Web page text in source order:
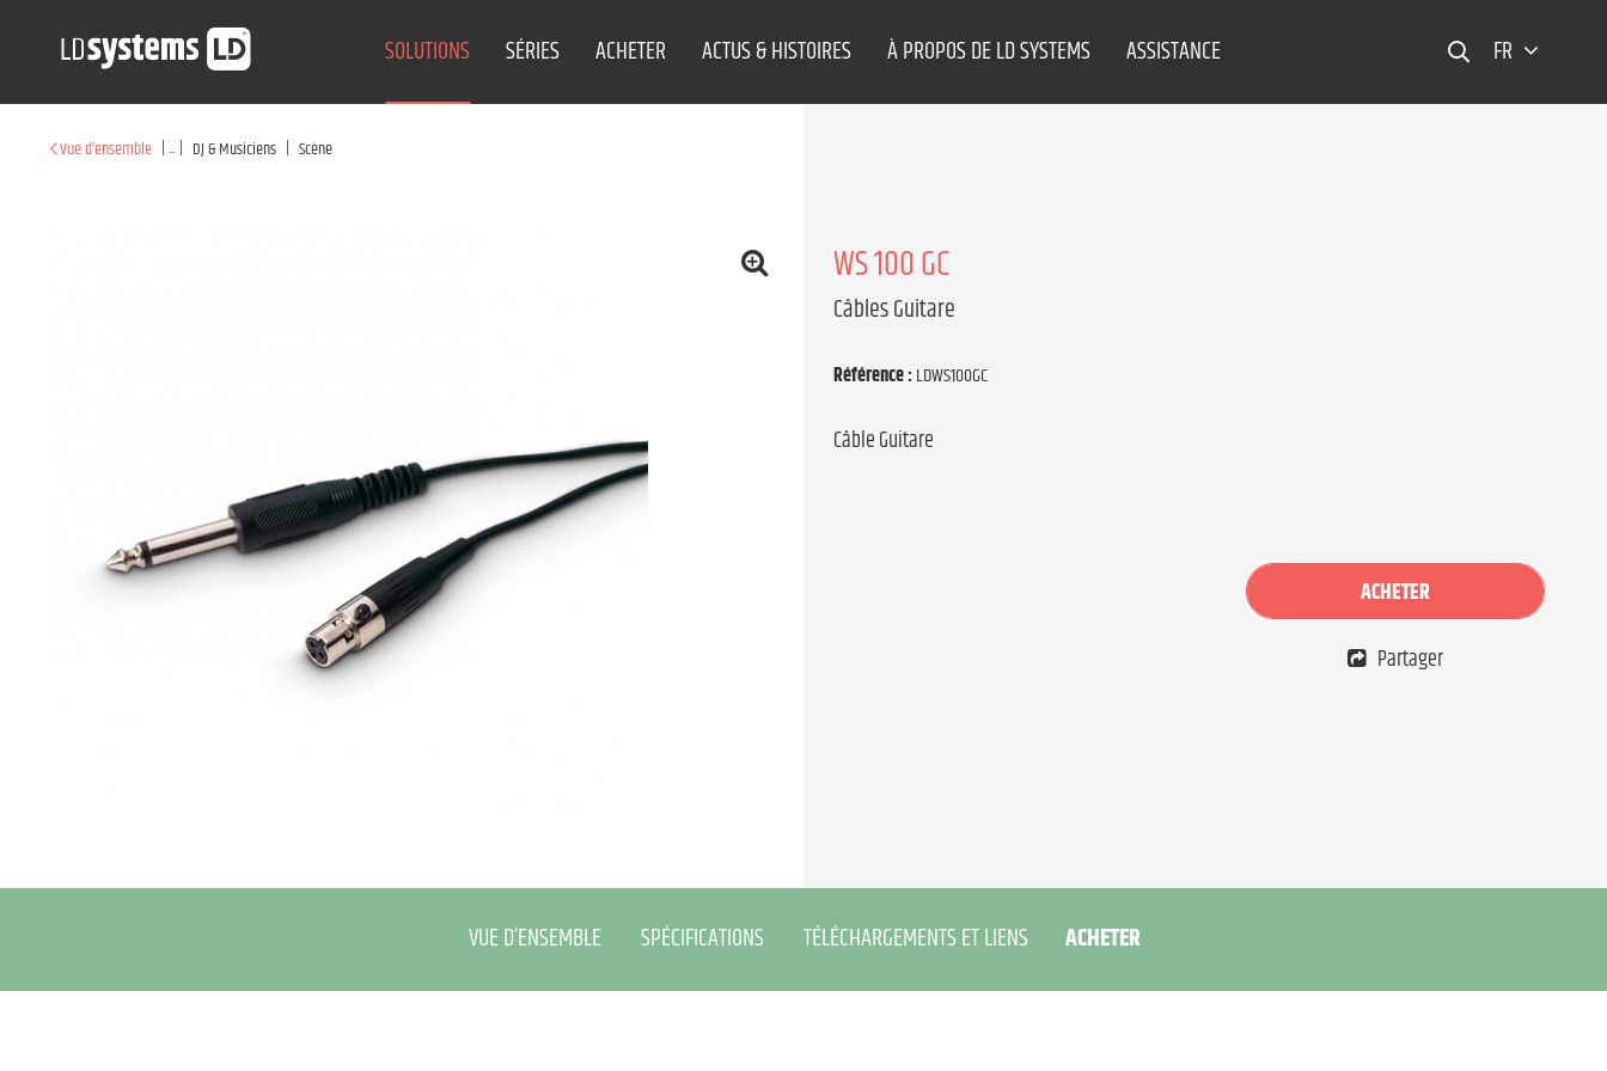
SOLUTIONS SÉRIES ACHETER ACTUS & HISTOIRES À PROPOS DE LD SYSTEMS ASSISTANCE FR
Vue d’ensemble |...| DJ & Musiciens | Scène
WS 100 GC
Câbles Guitare
Référence :LDWS100GC
Câble Guitare
ACHETER
Partager
VUE D’ENSEMBLE SPÉCIFICATIONS TÉLÉCHARGEMENTS ET LIENS ACHETER